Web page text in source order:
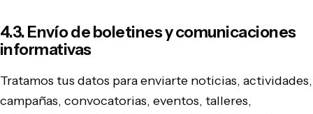
4.3. Envío de boletines y comunicaciones
informativas
Tratamos tus datos para enviarte noticias, actividades,
campañas, convocatorias, eventos, talleres,